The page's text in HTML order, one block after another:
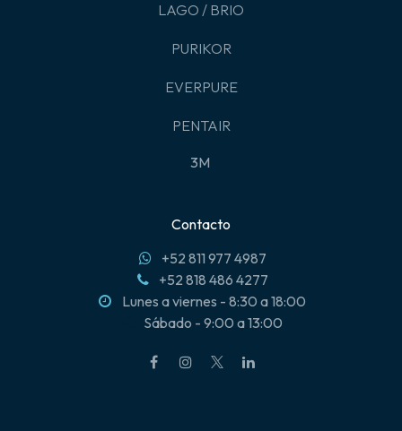
LAGO / BRIO
PURIKOR
EVERPURE
PENTAIR
3M
Contacto
+52 811 977 4987
+52 818 486 4277
Lunes a viernes - 8:30 a 18:00
Sábado - 9:00 a 13:00